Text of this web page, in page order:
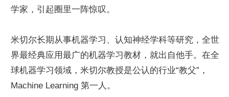
学家，引起圈里一阵惊叹。
米切尔长期从事机器学习、认知神经学科等研究，全世
界最经典应用最广的机器学习教材，就出自他手。在全
球机器学习领域，米切尔教授是公认的行业“教父”，
Machine Learning 第一人。